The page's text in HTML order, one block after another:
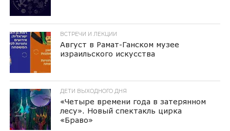
ВСТРЕЧИ И ЛЕКЦИИ
Август в Рамат-Ганском музее
израильского искусства
ДЕТИ ВЫХОДНОГО ДНЯ
«Четыре времени года в затерянном
лесу». Новый спектакль цирка
«Браво»